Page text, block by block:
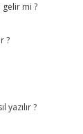
gelir mi ?
?
yazılır ?